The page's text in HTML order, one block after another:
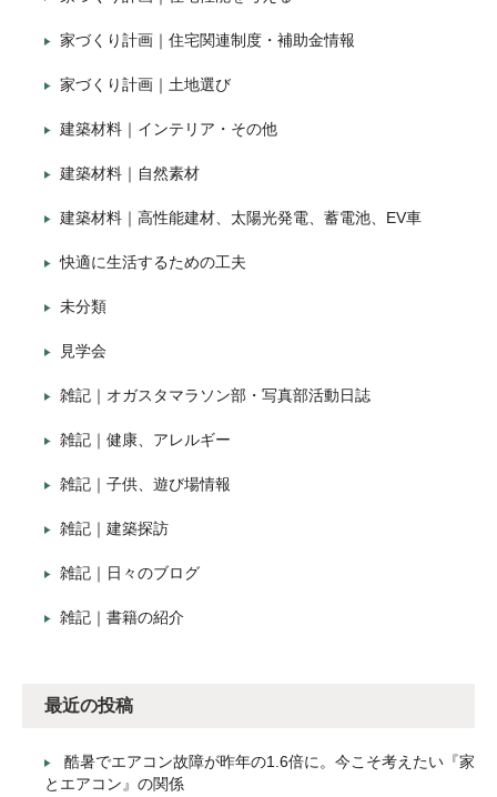
家づくり計画｜住宅関連制度・補助金情報
家づくり計画｜土地選び
建築材料｜インテリア・その他
建築材料｜自然素材
建築材料｜高性能建材、太陽光発電、蓄電池、EV車
快適に生活するための工夫
未分類
見学会
雑記｜オガスタマラソン部・写真部活動日誌
雑記｜健康、アレルギー
雑記｜子供、遊び場情報
雑記｜建築探訪
雑記｜日々のブログ
雑記｜書籍の紹介
最近の投稿
酷暑でエアコン故障が昨年の1.6倍に。今こそ考えたい『家
とエアコン』の関係